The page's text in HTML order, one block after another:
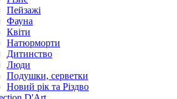
Пейзажі
Фауна
Квіти
Натюрморти
Дитинство
Люди
Подушки, серветки
Новий рік та Різдво